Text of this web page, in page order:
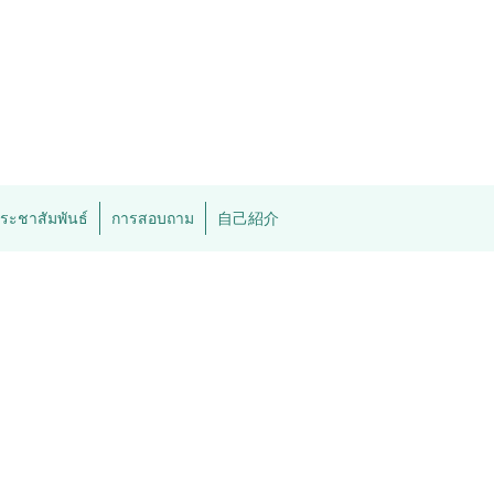
ะชาสัมพันธ์ การสอบถาม 自己紹介